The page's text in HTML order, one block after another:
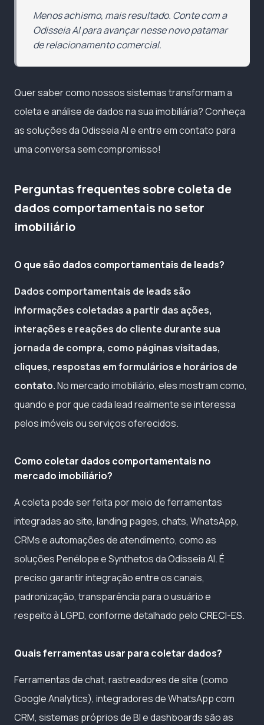
Menos achismo, mais resultado. Conte com a
Odisseia AI para avançar nesse novo patamar
de relacionamento comercial.
Quer saber como nossos sistemas transformam a
coleta e análise de dados na sua imobiliária? Conheça
as soluções da Odisseia AI e entre em contato para
uma conversa sem compromisso!
Perguntas frequentes sobre coleta de
dados comportamentais no setor
imobiliário
O que são dados comportamentais de leads?
Dados comportamentais de leads são
informações coletadas a partir das ações,
interações e reações do cliente durante sua
jornada de compra, como páginas visitadas,
cliques, respostas em formulários e horários de
contato.No mercado imobiliário, eles mostram como,
quando e por que cada lead realmente se interessa
pelos imóveis ou serviços oferecidos.
Como coletar dados comportamentais no
mercado imobiliário?
A coleta pode ser feita por meio de ferramentas
integradas ao site, landing pages, chats, WhatsApp,
CRMs e automações de atendimento, como as
soluções Penélope e Synthetos da Odisseia AI. É
preciso garantir integração entre os canais,
padronização, transparência para o usuário e
respeito à LGPD, conforme detalhado peloCRECI-ES.
Quais ferramentas usar para coletar dados?
Ferramentas de chat, rastreadores de site (como
Google Analytics), integradores de WhatsApp com
CRM, sistemas próprios de BI e dashboards são as